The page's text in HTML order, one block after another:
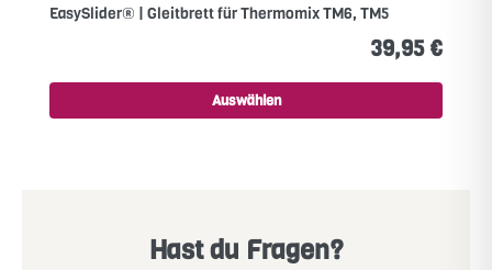
EasySlider® | Gleitbrett für Thermomix TM6, TM5
39,95 €
Auswählen
Hast du Fragen?